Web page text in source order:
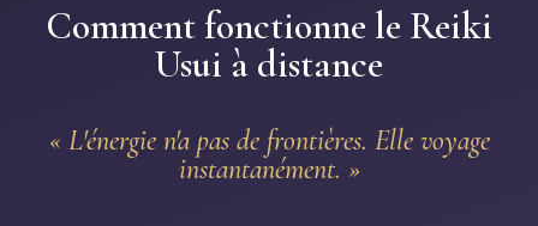
Comment fonctionne le Reiki
Usui à distance
« L'énergie n'a pas de frontières. Elle voyage
instantanément. »